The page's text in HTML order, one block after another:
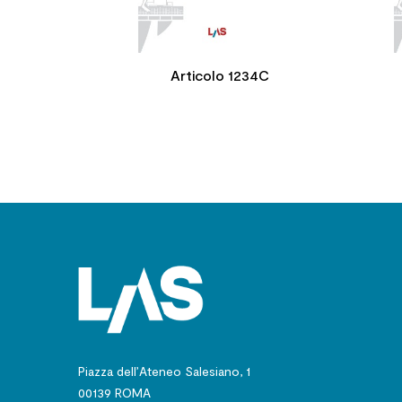
Articolo 1234C
Piazza dell’Ateneo Salesiano, 1
00139 ROMA